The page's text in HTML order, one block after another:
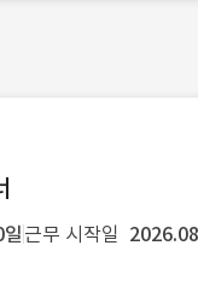
근무 시작일